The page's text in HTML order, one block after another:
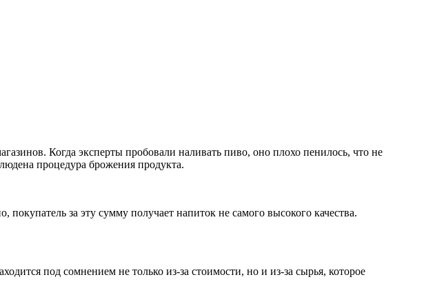
Когда эксперты пробовали наливать пиво, оно плохо пенилось, что не
процедура брожения продукта.
за эту сумму получает напиток не самого высокого качества.
под сомнением не только из-за стоимости, но и из-за сырья, которое